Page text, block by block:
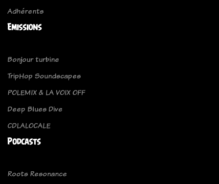
Adhérents
Emissions
Bonjour turbine
TripHop Soundscapes
POLEMIX & LA VOIX OFF
Deep Blues Dive
CDLALOCALE
Podcasts
Roots Resonance